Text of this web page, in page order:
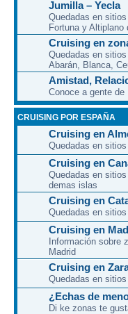
Jumilla – Yecla
Quedadas en
Fortuna y
Cruising en
Quedadas en
Abarán, Blanca,
Amistad,
Conoce a gente
CRUISING POR ESPAÑA
Cruising en
Quedadas en
Cruising en
Quedadas en
demas islas
Cruising en
Quedadas en
Cruising en
Información sobre
Madrid
Cruising en
Quedadas en
¿Echas de
Di ke zonas te